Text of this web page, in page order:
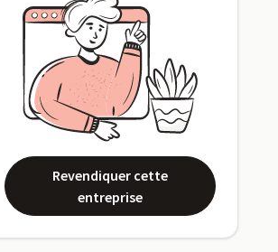
Revendiquer cette
entreprise